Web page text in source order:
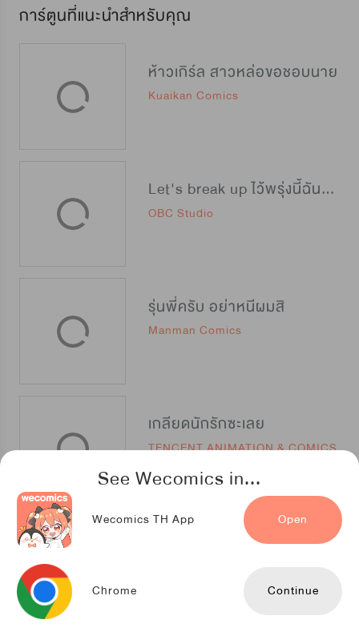
See Wecomics in...
Wecomics TH App Open
Chrome Continue
การ์ตูนที่แนะนำสำหรับคุณ
ห้าวเกิร์ล สาวหล่อขอชอบนาย
Kuaikan Comics
Let's break up ไว้พรุ่งนี้ฉันจะบอกเลิกกับนาย
OBC Studio
รุ่นพี่ครับ อย่าหนีผมสิ
Manman Comics
เกลียดนักรักซะเลย
TENCENT ANIMATION & COMICS
นายหน้าใสกับยัยป่าเถื่อน